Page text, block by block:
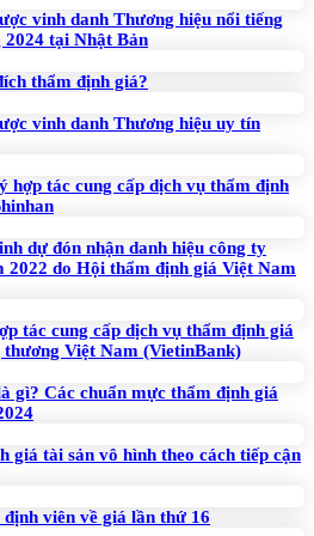
vinh danh Thương hiệu nổi tiếng
tại Nhật Bản
thẩm định giá?
vinh danh Thương hiệu uy tín
hợp tác cung cấp dịch vụ thẩm định
dự đón nhận danh hiệu công ty
2022 do Hội thẩm định giá Việt Nam
tác cung cấp dịch vụ thẩm định giá
Việt Nam (VietinBank)
gì? Các chuẩn mực thẩm định giá
giá tài sản vô hình theo cách tiếp cận
viên về giá lần thứ 16